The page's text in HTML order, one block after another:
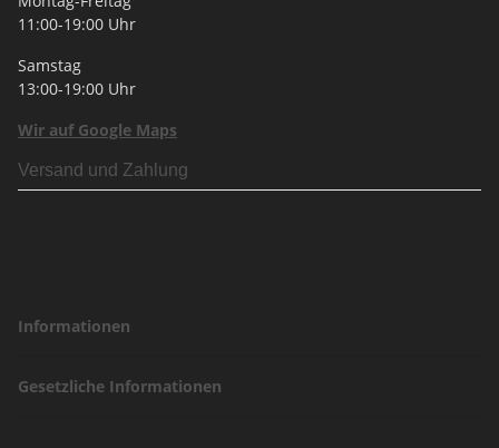
11:00-19:00 Uhr
Samstag
13:00-19:00 Uhr
Wir auf Google Maps
Versand und Zahlung
Informationen
Gesetzliche Informationen